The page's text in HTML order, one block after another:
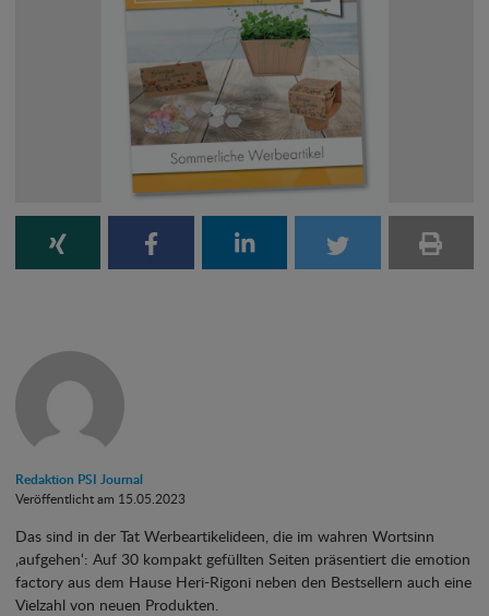
Redaktion PSI Journal
Veröffentlicht am 15.05.2023
Das sind in der Tat Werbeartikelideen, die im wahren Wortsinn
‚aufgehen‘: Auf 30 kompakt gefüllten Seiten präsentiert die emotion
factory aus dem Hause Heri-Rigoni neben den Bestsellern auch eine
Vielzahl von neuen Produkten.